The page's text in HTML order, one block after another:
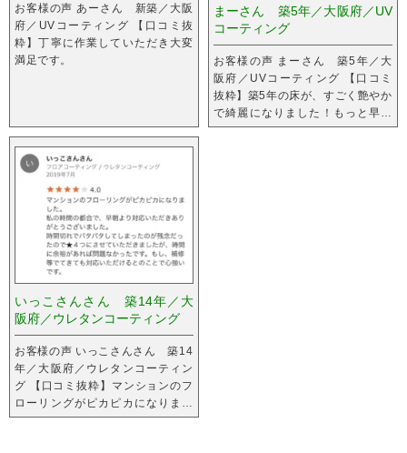
お客様の声 あーさん 新築／大阪
府／UVコーティング 【口コミ抜
粋】丁寧に作業していただき大変
満足です。
まーさん 築5年／大阪府／UV
コーティング
お客様の声 まーさん 築5年／大
阪府／UVコーティング 【口コミ
抜粋】築5年の床が、すごく艶やか
で綺麗になりました！もっと早く
すればよかったです。
いっこさんさん 築14年／大
阪府／ウレタンコーティング
お客様の声 いっこさんさん 築14
年／大阪府／ウレタンコーティン
グ 【口コミ抜粋】マンションのフ
ローリングがピカピカになりまし
た。